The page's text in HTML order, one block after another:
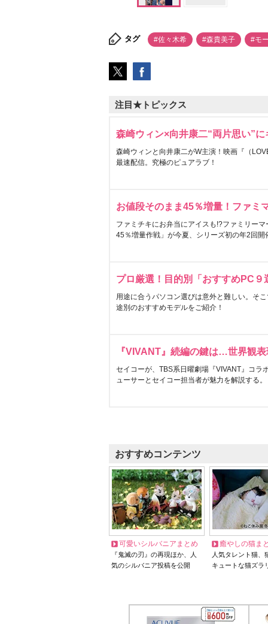
タグ #佐々木希 #森貴美子 #モ
注目★トピックス
森崎ウィン×向井康二“両片思い”
森崎ウィンと向井康二がW主演！映画『（
最速配信。究極のピュアラブ！
お値段そのまま45％増量！ファミ
ファミチキにお弁当にアイスも!?ファミリー
45％増量作戦」が今夏、シリーズ初の年2回開
プロ厳選！目的別「おすすめPC９
用途に合うパソコン選びは意外と難しい。そ
途別のおすすめモデルをご紹介！
『VIVANT』続編の鍵は…世界観
セイコーが、TBS系日曜劇場『VIVANT』コラ
ューサーとセイコー担当者が魅力を解説する。
おすすめコンテンツ
可愛いシルバニアまとめ
『鬼滅の刃』の再現ほか、人
気のシルバニア投稿を公開
癒やしの猫ま
人気タレント猫
キュートな猫ズラ